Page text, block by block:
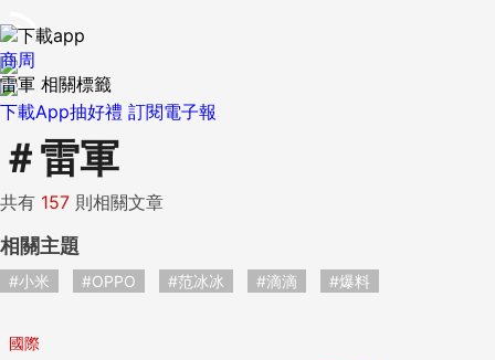
下載App抽好禮 訂閱電子報
商周
雷軍 相關標籤
＃雷軍
共有 157 則相關文章
相關主題
#小米 #OPPO #范冰冰 #滴滴 #爆料
國際